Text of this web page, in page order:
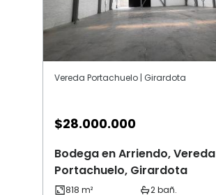
Vereda Portachuelo | Girardota
$28.000.000
Bodega en Arriendo, Vereda
Portachuelo, Girardota